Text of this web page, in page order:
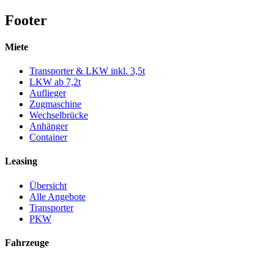
Footer
Miete
Transporter & LKW inkl. 3,5t
LKW ab 7,2t
Auflieger
Zugmaschine
Wechselbrücke
Anhänger
Container
Leasing
Übersicht
Alle Angebote
Transporter
PKW
Fahrzeuge